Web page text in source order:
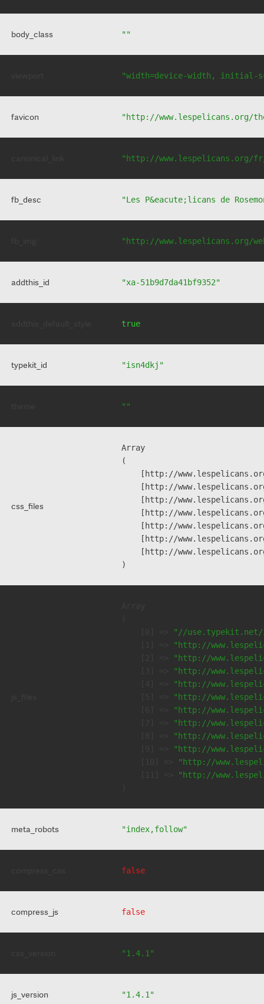
body_class ""
"width=device-width, initial-
favicon "http://www.lespelicans.org/
"http://www.lespelicans.org/
fb_desc "Les P&eacute;licans de
"http://www.lespelicans.org/
addthis_id "xa-51b9d7da41bf9352"
true
typekit_id "isn4dkj"
""
css_files
Array
(
[http://
[http://
[http://
[http://
[http://
[http://
[http://
"//
"http://
"http://
"http://
"http://
"http://
"http://
"http://
"http://
"http://
"http://
"http://
meta_robots "index,follow"
false
compress_js false
"1.4.1"
js_version "1.4.1"